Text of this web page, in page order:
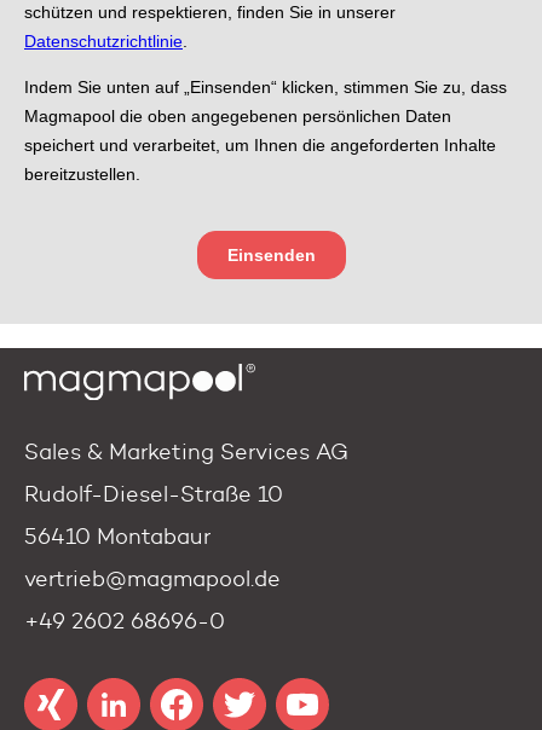
Sales & Marketing Services AG
Rudolf-Diesel-Straße 10
56410 Montabaur
vertrieb@magmapool.de
+49 2602 68696-0